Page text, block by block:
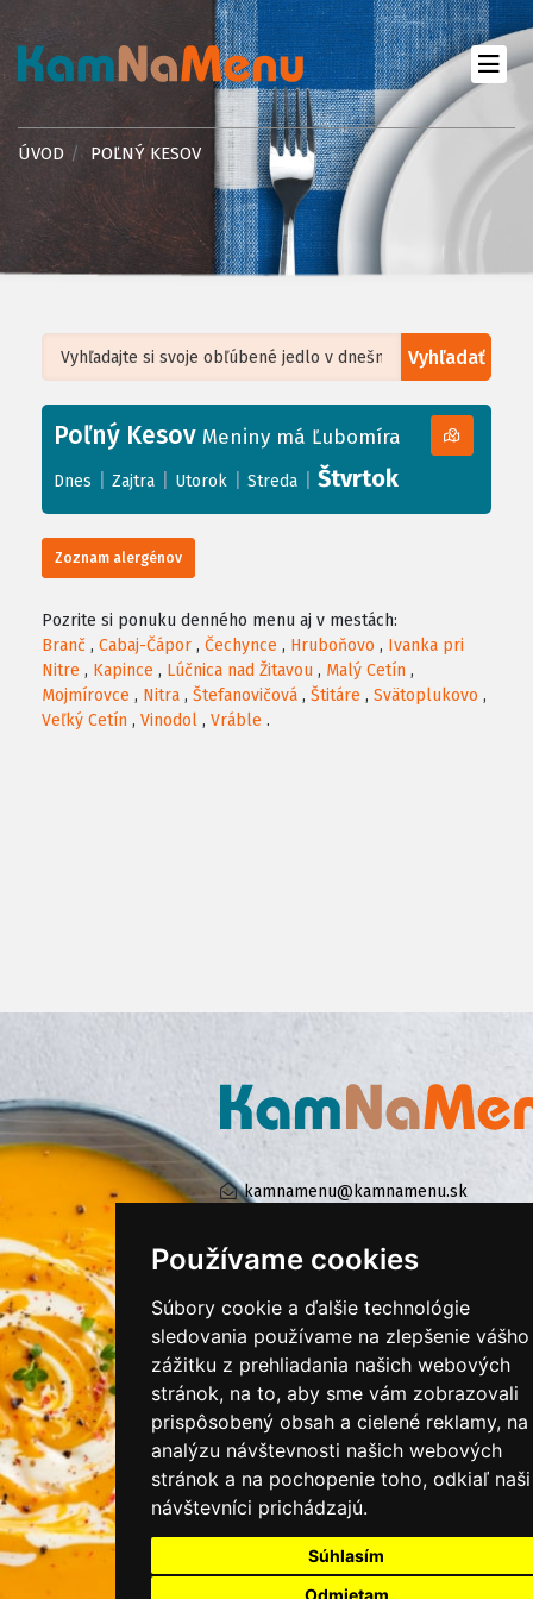
Používame cookies
Súbory cookie a ďalšie technológie
sledovania používame na zlepšenie vášho
zážitku z prehliadania našich webových
stránok, na to, aby sme vám zobrazovali
prispôsobený obsah a cielené reklamy, na
analýzu návštevnosti našich webových
stránok a na pochopenie toho, odkiaľ naši
návštevníci prichádzajú.
Súhlasím
Odmietam
ÚVOD POĽNÝ KESOV
Vyhľadať
+
−
Leaflet| ©OpenStreetMap, Tiles courtesy ofHumanitarian OpenStreetMap
Poľný Kesov Meniny má Ľubomíra
Dnes Zajtra Utorok Streda Štvrtok
Zoznam alergénov
Pozrite si ponuku denného menu aj v mestách:
Branč , Cabaj-Čápor , Čechynce , Hruboňovo , Ivanka pri
Nitre , Kapince , Lúčnica nad Žitavou , Malý Cetín ,
Mojmírovce , Nitra , Štefanovičová , Štitáre , Svätoplukovo ,
Veľký Cetín , Vinodol , Vráble .
kamnamenu@kamnamenu.sk
KONTAKTUJTE NÁS
PRIHLÁSIŤ SA DO ZÁKAZNÍCKEJ ZÓNY
Všeobecné obchodné podmienky
Ochrana osobných údajov
Cookies
Moje KamNaMenu